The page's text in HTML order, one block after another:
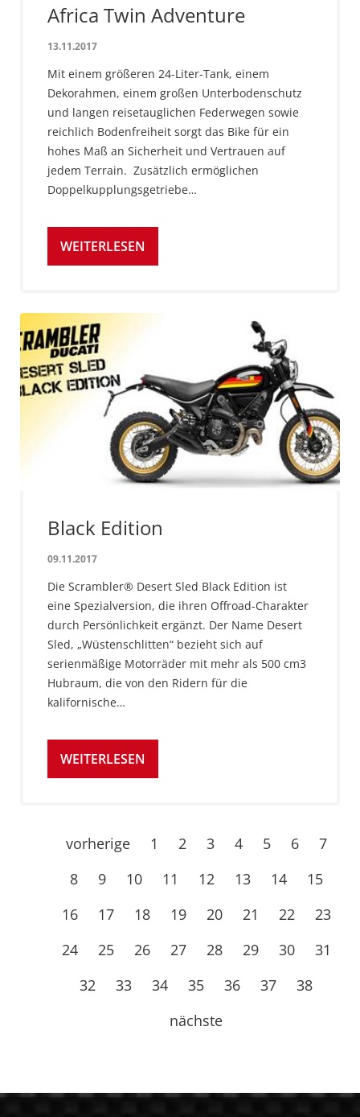
Africa Twin Adventure
13.11.2017
Mit einem größeren 24-Liter-Tank, einem
Dekorahmen, einem großen Unterbodenschutz
und langen reisetauglichen Federwegen sowie
reichlich Bodenfreiheit sorgt das Bike für ein
hohes Maß an Sicherheit und Vertrauen auf
jedem Terrain. Zusätzlich ermöglichen
Doppelkupplungsgetriebe…
WEITERLESEN
Black Edition
09.11.2017
Die Scrambler® Desert Sled Black Edition ist
eine Spezialversion, die ihren Offroad-Charakter
durch Persönlichkeit ergänzt. Der Name Desert
Sled, „Wüstenschlitten“ bezieht sich auf
serienmäßige Motorräder mit mehr als 500 cm3
Hubraum, die von den Ridern für die
kalifornische…
WEITERLESEN
vorherige 1 2 3 4 5 6
7
8
9 10 11 12 13 14
15
16
17 18 19 20 21 22
23
24
25 26 27 28 29 30
31
32
33 34 35 36 37
38
nächste